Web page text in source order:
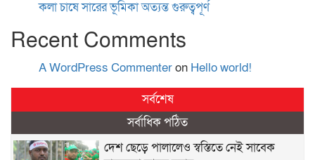
কলা চাষে সারের ভূমিকা অত্যন্ত গুরুত্বপূর্ণ
Recent Comments
A WordPress Commenteron Hello world!
সর্বশেষ
সর্বাধিক পঠিত
দেশ ছেড়ে পালালেও স্বস্তিতে নেই সাবেক